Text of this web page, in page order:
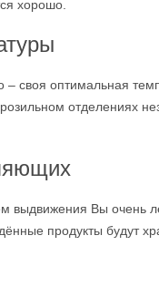
хорошо.
– своя оптимальная
отделениях
выдвижения Вы очень
продукты будут